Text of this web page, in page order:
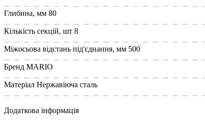
Глибина, мм 80
Кількість секцій, шт 8
Міжосьова відстань під'єднання, мм 500
Бренд MARIO
Матеріал Нержавіюча сталь
Додаткова інформація